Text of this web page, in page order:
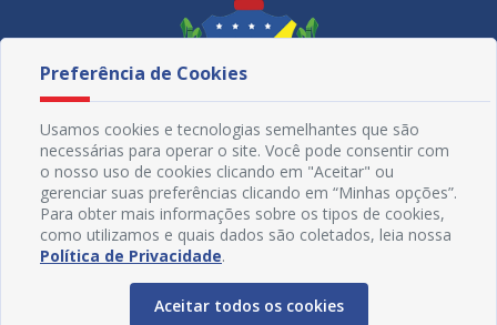
Redes Sociais
Preferência de Cookies
Usamos cookies e tecnologias semelhantes que são
necessárias para operar o site. Você pode consentir com
o nosso uso de cookies clicando em "Aceitar" ou
gerenciar suas preferências clicando em “Minhas opções”.
Para obter mais informações sobre os tipos de cookies,
como utilizamos e quais dados são coletados, leia nossa
Política de Privacidade.
Aceitar todos os cookies